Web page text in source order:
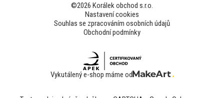
©2026 Korálek obchod s.r.o.
Nastavení cookies
Souhlas se zpracováním osobních údajů
Obchodní podmínky
Vykutálený e-shop máme od